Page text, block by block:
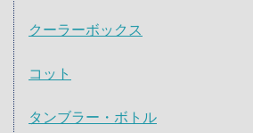
クーラーボックス
コット
タンブラー・ボトル